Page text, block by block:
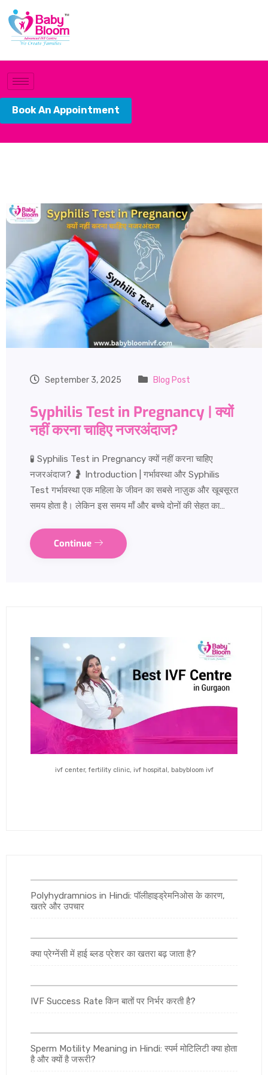
Book An Appointment
September 3, 2025 Blog Post
Syphilis Test in Pregnancy | क्यों
नहीं करना चाहिए नजरअंदाज?
🧪 Syphilis Test in Pregnancy क्यों नहीं करना चाहिए
नजरअंदाज? 🤰 Introduction | गर्भावस्था और Syphilis
Test गर्भावस्था एक महिला के जीवन का सबसे नाज़ुक और खूबसूरत
समय होता है। लेकिन इस समय माँ और बच्चे दोनों की सेहत का…
Continue
ivf center, fertility clinic, ivf hospital, babybloom ivf
Polyhydramnios in Hindi: पॉलीहाइड्रेमनिओस के कारण,
खतरे और उपचार
क्या प्रेग्नेंसी में हाई ब्लड प्रेशर का खतरा बढ़ जाता है?
IVF Success Rate किन बातों पर निर्भर करती है?
Sperm Motility Meaning in Hindi: स्पर्म मोटिलिटी क्या होता
है और क्यों है जरूरी?